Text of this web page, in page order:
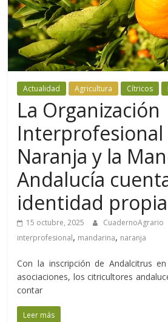
Actualidad Agricultura Cítricos
La Organización
Interprofesional
Naranja y la
Andalucía
identidad propia
15 octubre, 2025 CuadernoAgrario
interprofesional, mandarina, naranja
Con la inscripción de Andalcitrus
asociaciones, los citricultores
contar
Leer más